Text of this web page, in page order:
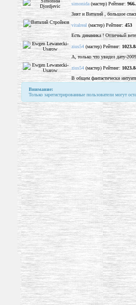
simonida (мастер) Рейтинг:
Зият и Виталий , большое
vitalreal (мастер) Рейтинг: 453
Есть динамика ! Отличный
zius54 (мастер) Рейтинг:
А, только что увидел дату-
zius54 (мастер) Рейтинг:
В общем фантастически
Внимание:
Только зарегистрированные пользователи могут